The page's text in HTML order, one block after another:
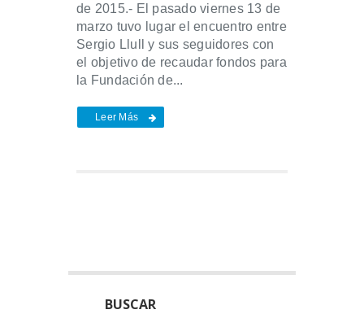
de 2015.- El pasado viernes 13 de
marzo tuvo lugar el encuentro entre
Sergio Llull y sus seguidores con
el objetivo de recaudar fondos para
la Fundación de...
Leer Más
BUSCAR